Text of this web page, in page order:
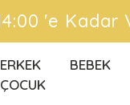
ERKEK
ÇOCUK
BEBEK